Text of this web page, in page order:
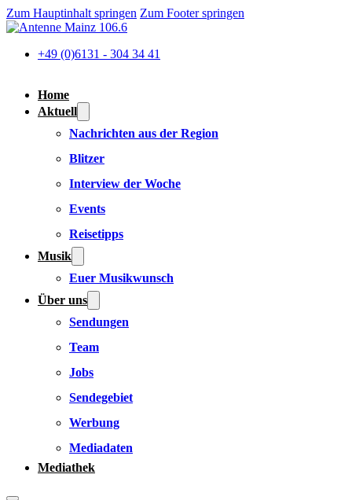
Zum Hauptinhalt springen Zum Footer springen
+49 (0)6131 - 304 34 41
Home
Aktuell
Nachrichten aus der Region
Blitzer
Interview der Woche
Events
Reisetipps
Musik
Euer Musikwunsch
Über uns
Sendungen
Team
Jobs
Sendegebiet
Werbung
Mediadaten
Mediathek